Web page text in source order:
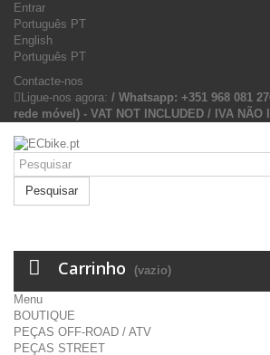
Entrar
Português PT
English
Português PT
Contacte-nos
Ligue-nos agora: / Whatsapp: +351 968 081
rede móvel) - VAT NOT INCLUDED / IVA NÃO
Pesquisar
Carrinho (vazio)
Menu
BOUTIQUE
PEÇAS OFF-ROAD / ATV
PEÇAS STREET